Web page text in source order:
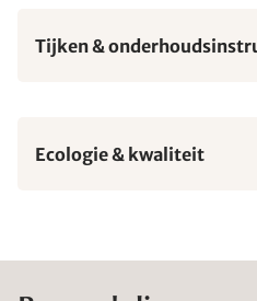
Tijken &
Ecologie & kwaliteit